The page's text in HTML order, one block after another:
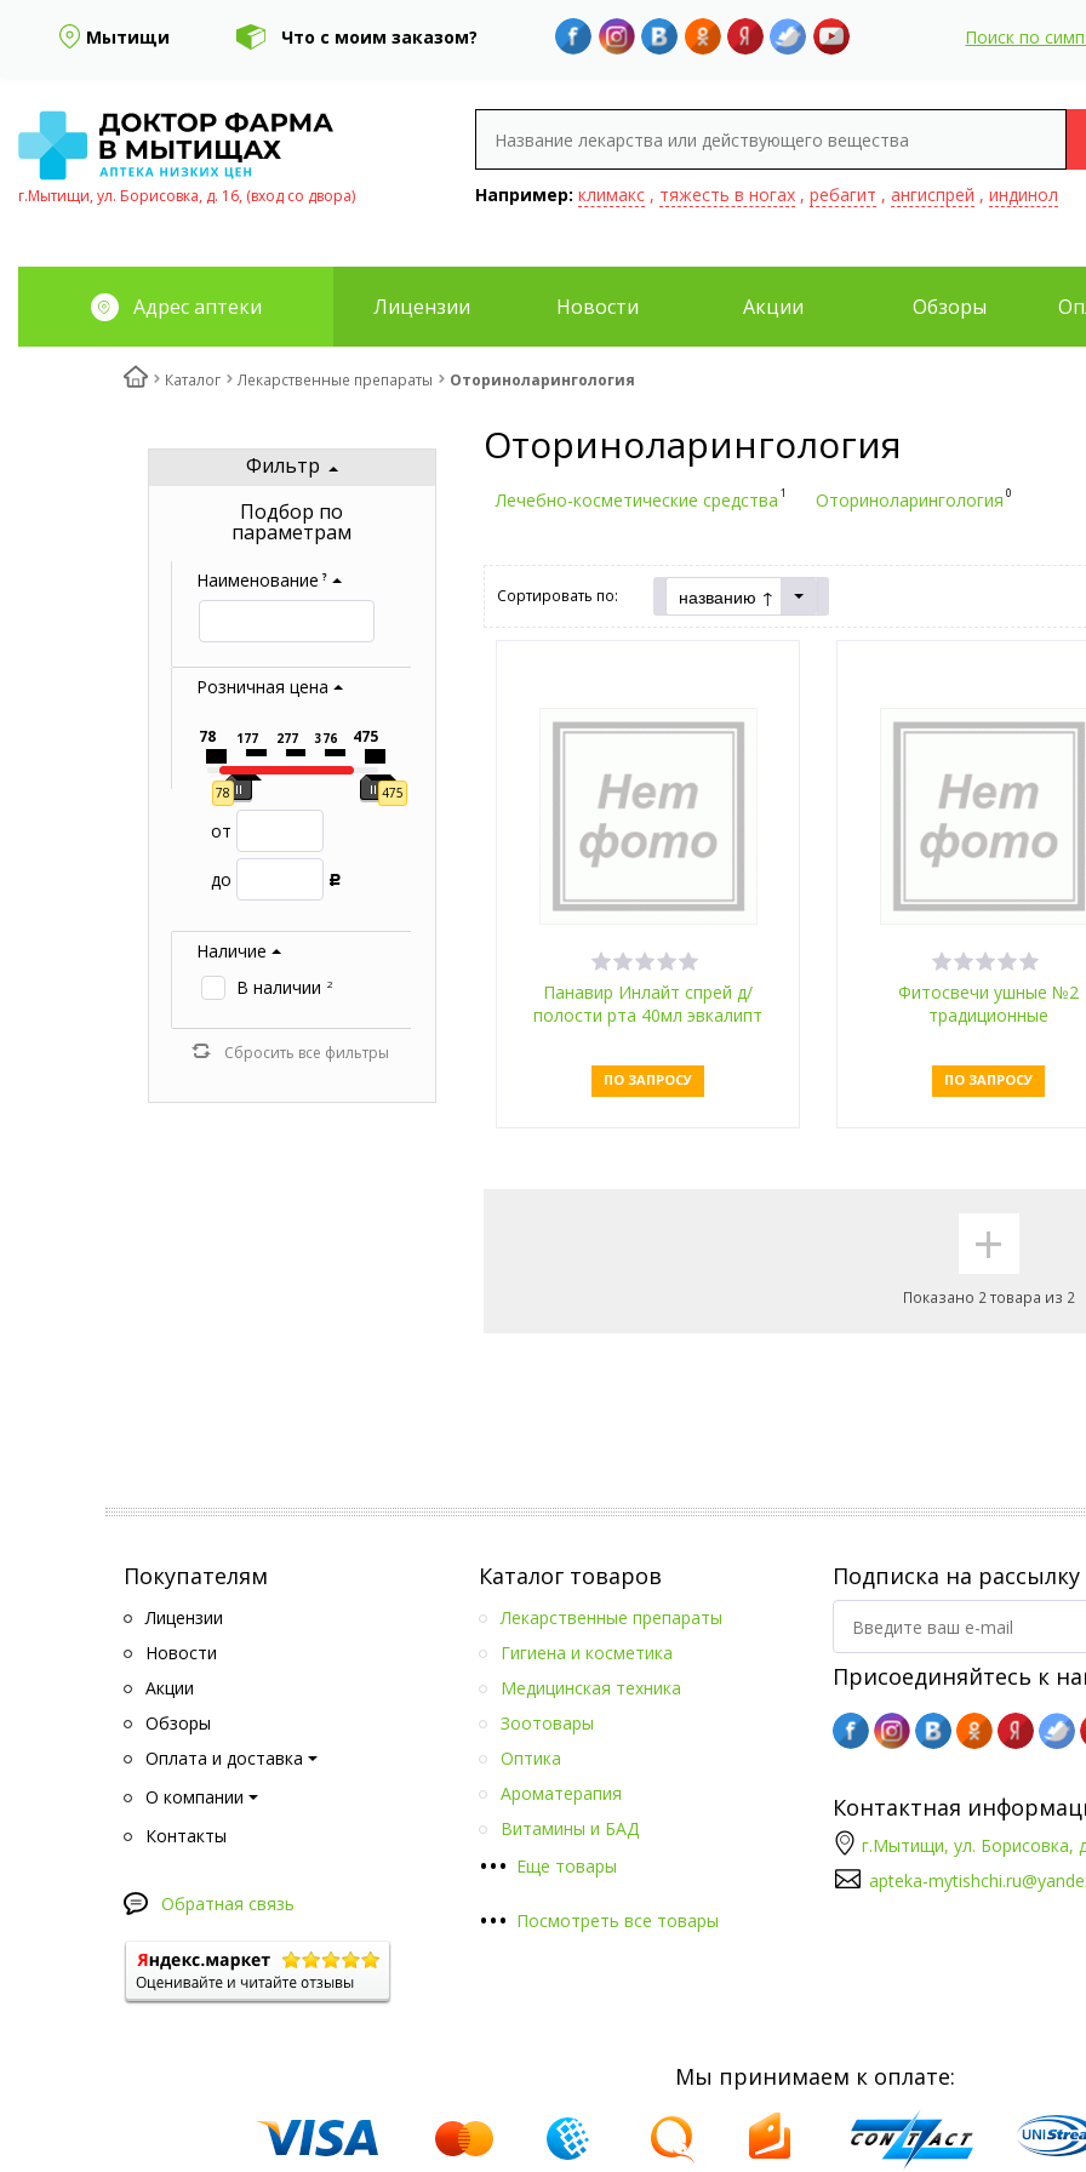
Мытищи Что с моим заказом? Поиск по
г.Мытищи, ул. Борисовка, д. 16, (вход со двора) Например: климакс, тяжесть в ногах, ребагит , ангиспрей , индинол
Адрес аптеки Лицензии Новости Акции Обзоры
Каталог Лекарственные препараты Оториноларингология
Фильтр
Подбор по
параметрам
Наименование ?
Розничная цена
78 475
78 177 277 376 475
от
до Р
Наличие
В наличии 2
Сбросить все фильтры
Оториноларингология
Лечебно-косметические средства 1 Оториноларингология 0
Сортировать по: названию ↑
Панавир Инлайт спрей д/
полости рта 40мл эвкалипт
ПО ЗАПРОСУ
Фитосвечи ушные №2
традиционные
ПО ЗАПРОСУ
+
Показано 2 товара из 2
Покупателям
Лицензии
Новости
Акции
Обзоры
Оплата и доставка
О компании
Контакты
Обратная связь
Каталог товаров
••• Еще товары
Лекарственные препараты
Гигиена и косметика
Медицинская техника
Зоотовары
Оптика
Ароматерапия
Витамины и БАД
••• Посмотреть все товары
Подписка на рассылку
Присоединяйтесь к
Контактная
г.Мытищи, ул. Борисовка,
apteka-
Мы принимаем к оплате: